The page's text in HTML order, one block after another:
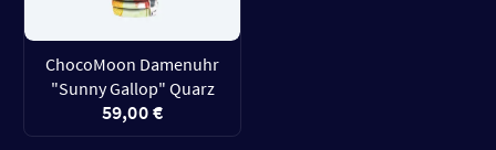
ChocoMoon Damenuhr
"Sunny Gallop" Quarz
59,00 €